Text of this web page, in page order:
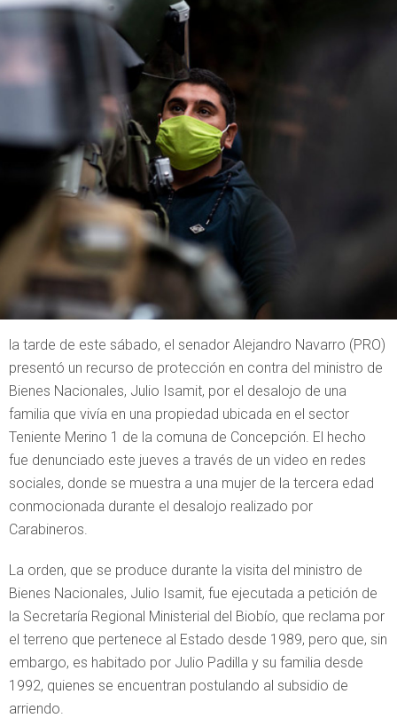
la tarde de este sábado, el senador Alejandro Navarro (PRO)
presentó un recurso de protección en contra del ministro de
Bienes Nacionales, Julio Isamit, por el desalojo de una
familia que vivía en una propiedad ubicada en el sector
Teniente Merino 1 de la comuna de Concepción. El hecho
fue denunciado este jueves a través de un video en redes
sociales, donde se muestra a una mujer de la tercera edad
conmocionada durante el desalojo realizado por
Carabineros.
La orden, que se produce durante la visita del ministro de
Bienes Nacionales, Julio Isamit, fue ejecutada a petición de
la Secretaría Regional Ministerial del Biobío, que reclama por
el terreno que pertenece al Estado desde 1989, pero que, sin
embargo, es habitado por Julio Padilla y su familia desde
1992, quienes se encuentran postulando al subsidio de
arriendo.